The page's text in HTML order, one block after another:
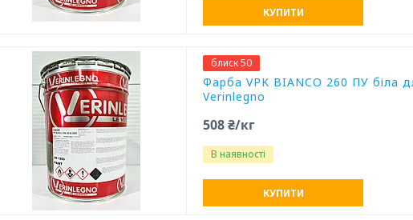
КУПИТИ
блиск 50
Фарба VPK BIANCO 260 ПУ біла
Verinlegno
508 ₴/кг
В наявності
КУПИТИ